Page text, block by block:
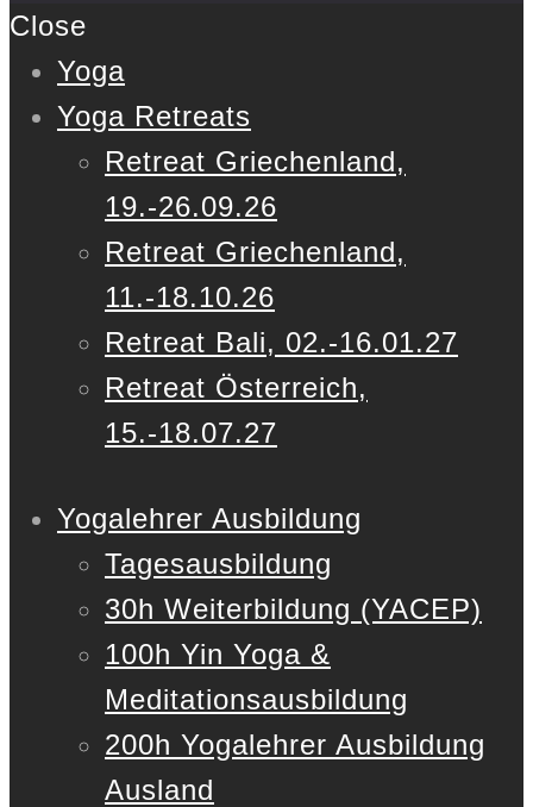
Close
Yoga
Yoga Retreats
Retreat Griechenland,
19.-26.09.26
Retreat Griechenland,
11.-18.10.26
Retreat Bali, 02.-16.01.27
Retreat Österreich,
15.-18.07.27
Yogalehrer Ausbildung
Tagesausbildung
30h Weiterbildung (YACEP)
100h Yin Yoga &
Meditationsausbildung
200h Yogalehrer Ausbildung
Ausland